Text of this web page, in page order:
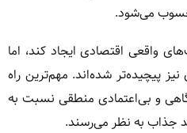
محسوب می‌شود.
واقعی اقتصادی ایجاد کند، اما
پیچیده‌تر شده‌اند. مهم‌ترین راه
و بی‌اعتمادی منطقی نسبت به
جذاب به نظر می‌رسند.